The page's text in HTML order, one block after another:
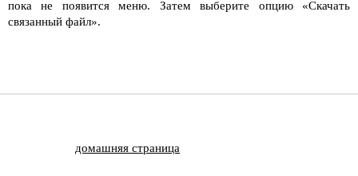
пока не появится меню. Затем выберите опцию «Скачать
связанный файл».
домашняя страница